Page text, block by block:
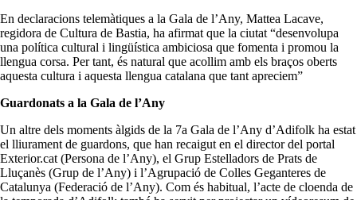
En declaracions telemàtiques a la Gala de l’Any, Mattea Lacave,
regidora de Cultura de Bastia, ha afirmat que la ciutat “desenvolupa
una política cultural i lingüística ambiciosa que fomenta i promou la
llengua corsa. Per tant, és natural que acollim amb els braços oberts
aquesta cultura i aquesta llengua catalana que tant apreciem”
Guardonats a la Gala de l’Any
Un altre dels moments àlgids de la 7a Gala de l’Any d’Adifolk ha estat
el lliurament de guardons, que han recaigut en el director del portal
Exterior.cat (Persona de l’Any), el Grup Estelladors de Prats de
Lluçanès (Grup de l’Any) i l’Agrupació de Colles Geganteres de
Catalunya (Federació de l’Any). Com és habitual, l’acte de cloenda de